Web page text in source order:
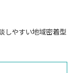
しやすい地域密着型